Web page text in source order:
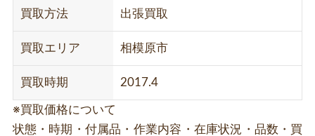
買取方法 出張買取
買取エリア 相模原市
買取時期 2017.4
※買取価格について
状態・時期・付属品・作業内容・在庫状況・品数・買